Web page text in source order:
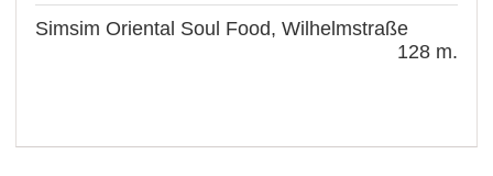
Simsim Oriental Soul Food, Wilhelmstraße
128 m.